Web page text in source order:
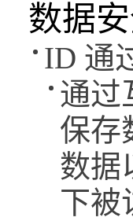
数据
ID 通
通过
保存
数据
下被